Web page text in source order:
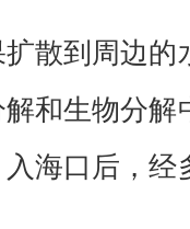
到周边的
和生物分
海口后，经